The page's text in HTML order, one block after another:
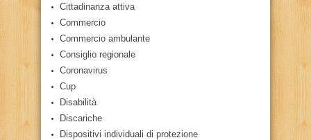
Cittadinanza attiva
Commercio
Commercio ambulante
Consiglio regionale
Coronavirus
Cup
Disabilità
Discariche
Dispositivi individuali di protezione